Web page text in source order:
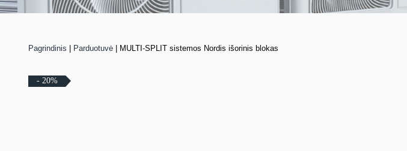
Pagrindinis | Parduotuvė | MULTI-SPLIT sistemos Nordis išorinis blokas
- 20%